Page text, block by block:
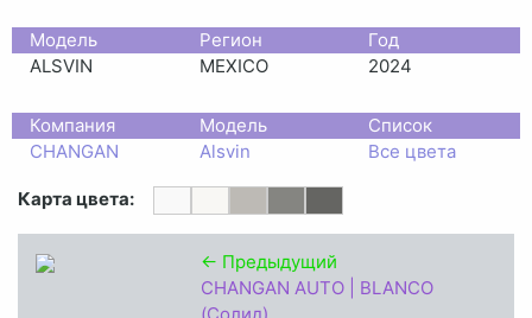
Moдель Регион
Год
ALSVIN
MEXICO 2024
Компания Модель
Список
CHANGAN
Alsvin Все цвета
Карта цвета:
← Предыдущий
CHANGAN AUTO | BLANCO